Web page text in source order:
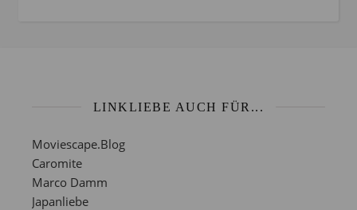
LINKLIEBE AUCH FÜR...
Moviescape.Blog
Caromite
Marco Damm
Japanliebe